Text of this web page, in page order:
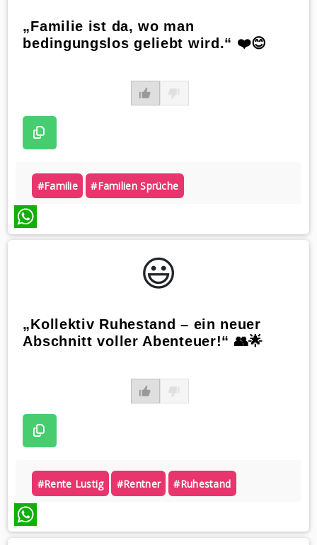
„Familie ist da, wo man
bedingungslos geliebt wird.“ ❤️😊
#familie #familien Sprüche
WhatsApp
😃️
„Kollektiv Ruhestand – ein neuer
Abschnitt voller Abenteuer!“ 👥🌟
#rente Lustig #rentner #ruhestand
WhatsApp